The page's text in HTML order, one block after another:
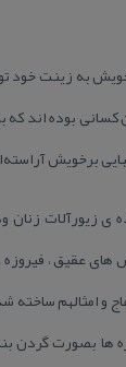
به زینت خود
كسانی بوده اند
برخویش
زیورآلات زنان
عقیق ، فیروزه ،
امثالهم ساخته
ها بصورت گردن